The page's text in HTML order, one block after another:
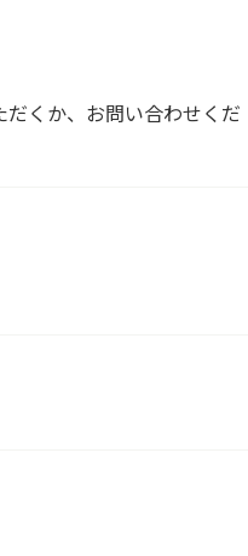
くか、お問い合わせくだ